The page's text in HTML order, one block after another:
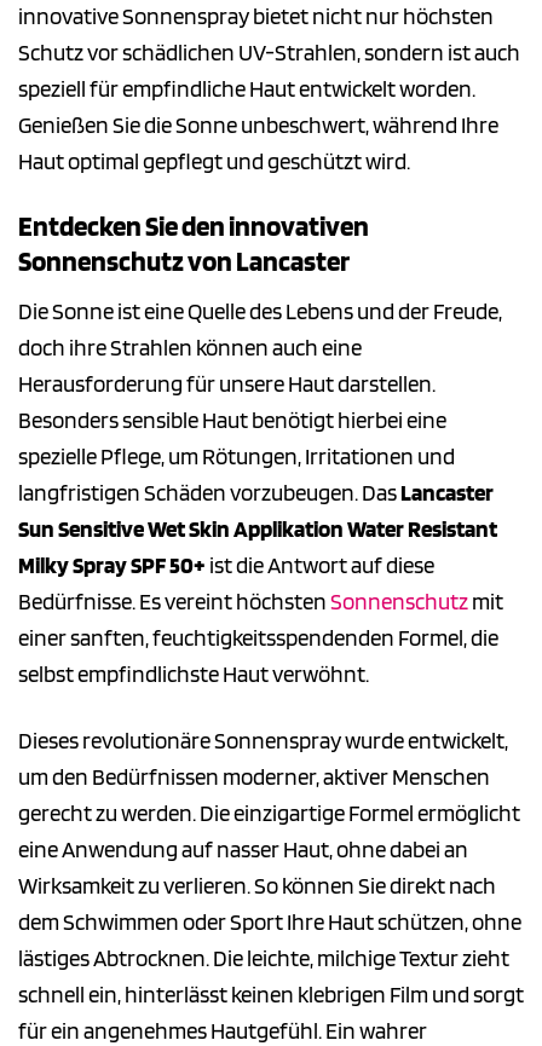
innovative Sonnenspray bietet nicht nur höchsten
Schutz vor schädlichen UV-Strahlen, sondern ist auch
speziell für empfindliche Haut entwickelt worden.
Genießen Sie die Sonne unbeschwert, während Ihre
Haut optimal gepflegt und geschützt wird.
Entdecken Sie den innovativen
Sonnenschutz von Lancaster
Die Sonne ist eine Quelle des Lebens und der Freude,
doch ihre Strahlen können auch eine
Herausforderung für unsere Haut darstellen.
Besonders sensible Haut benötigt hierbei eine
spezielle Pflege, um Rötungen, Irritationen und
langfristigen Schäden vorzubeugen. DasLancaster
Sun Sensitive Wet Skin Applikation Water Resistant
Milky Spray SPF 50+ ist die Antwort auf diese
Bedürfnisse. Es vereint höchstenSonnenschutzmit
einer sanften, feuchtigkeitsspendenden Formel, die
selbst empfindlichste Haut verwöhnt.
Dieses revolutionäre Sonnenspray wurde entwickelt,
um den Bedürfnissen moderner, aktiver Menschen
gerecht zu werden. Die einzigartige Formel ermöglicht
eine Anwendung auf nasser Haut, ohne dabei an
Wirksamkeit zu verlieren. So können Sie direkt nach
dem Schwimmen oder Sport Ihre Haut schützen, ohne
lästiges Abtrocknen. Die leichte, milchige Textur zieht
schnell ein, hinterlässt keinen klebrigen Film und sorgt
für ein angenehmes Hautgefühl. Ein wahrer